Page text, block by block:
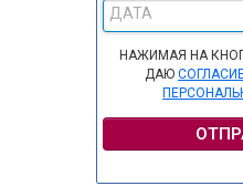
ДАТА
НАЖИМАЯ НА
ДАЮ